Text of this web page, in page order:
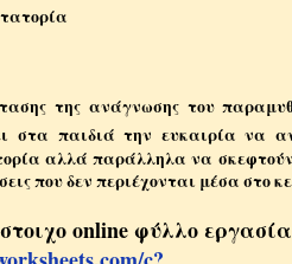
κυρά
της ανάγνωσης του
στα παιδιά την ευκαιρία να
αλλά παράλληλα να
που δεν περιέχονται μέσα στο
online φύλλο